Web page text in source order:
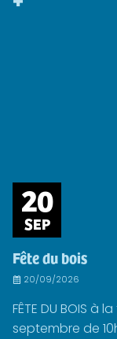
20
SEP
Fête du bois
20/09/2026
FÊTE DU BOIS
septembre de